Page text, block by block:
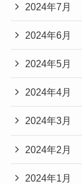
2024年7月
2024年6月
2024年5月
2024年4月
2024年3月
2024年2月
2024年1月